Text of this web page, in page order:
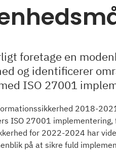
foretage en
og identificerer
ISO 27001
2018-
ISO 27001
for 2022-2024 har
på at sikre fuld